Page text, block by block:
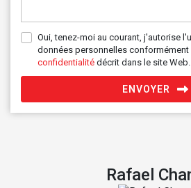
Oui, tenez-moi au courant, j'autorise
données personnelles conformément
confidentialité décrit dans le site Web.
ENVOYER
Rafael